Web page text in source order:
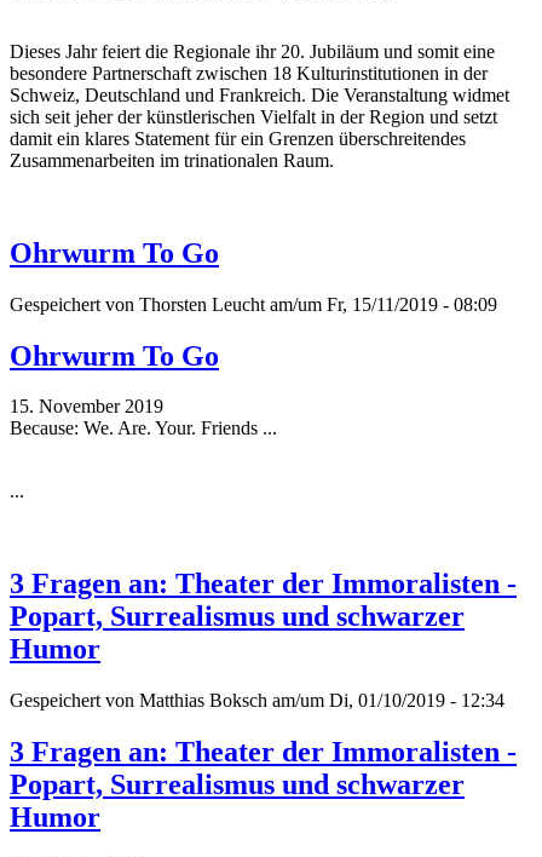
Dieses Jahr feiert die Regionale ihr 20. Jubiläum und somit eine
besondere Partnerschaft zwischen 18 Kulturinstitutionen in der
Schweiz, Deutschland und Frankreich. Die Veranstaltung widmet
sich seit jeher der künstlerischen Vielfalt in der Region und setzt
damit ein klares Statement für ein Grenzen überschreitendes
Zusammenarbeiten im trinationalen Raum.
Ohrwurm To Go
Gespeichert von Thorsten Leucht am/um Fr, 15/11/2019 - 08:09
Ohrwurm To Go
15. November 2019
Because: We. Are. Your. Friends ...
...
3 Fragen an: Theater der Immoralisten -
Popart, Surrealismus und schwarzer
Humor
Gespeichert von Matthias Boksch am/um Di, 01/10/2019 - 12:34
3 Fragen an: Theater der Immoralisten -
Popart, Surrealismus und schwarzer
Humor